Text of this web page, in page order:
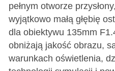
pełnym otworze
wyjątkowo małą głębię
dla obiektywu 135mm
obniżają jakość obrazu,
warunkach oświetlenia,